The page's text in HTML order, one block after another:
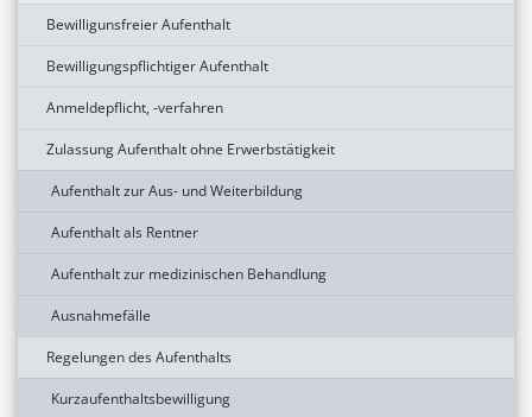
Bewilligunsfreier Aufenthalt
Bewilligungspflichtiger Aufenthalt
Anmeldepflicht, -verfahren
Zulassung Aufenthalt ohne Erwerbstätigkeit
Aufenthalt zur Aus- und Weiterbildung
Aufenthalt als Rentner
Aufenthalt zur medizinischen Behandlung
Ausnahmefälle
Regelungen des Aufenthalts
Kurzaufenthaltsbewilligung